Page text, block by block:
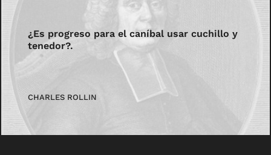
¿Es progreso para el caníbal usar cuchillo y
tenedor?.
CHARLES ROLLIN